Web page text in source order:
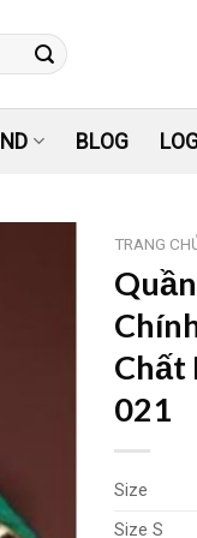
BLOG
TRANG
Chất
021
Size
Size S